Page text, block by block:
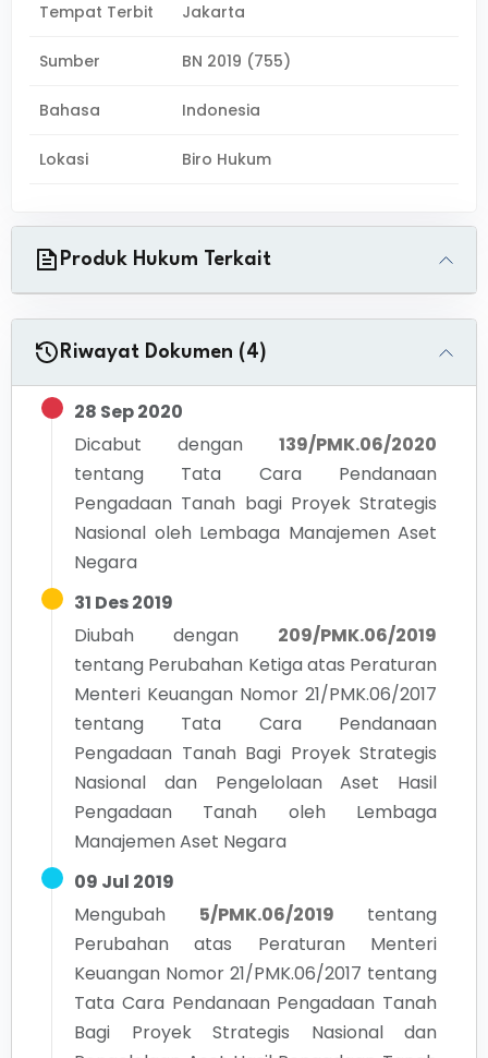
Tempat Terbit Jakarta
Sumber BN 2019 (755)
Bahasa Indonesia
Lokasi Biro Hukum
Produk Hukum Terkait
Riwayat Dokumen (4)
28 Sep 2020
Dicabut dengan
139/PMK.06/2020
tentang Tata Cara Pendanaan
Pengadaan Tanah bagi Proyek Strategis
Nasional oleh Lembaga Manajemen Aset
Negara
31 Des 2019
Diubah dengan
209/PMK.06/2019
tentang Perubahan Ketiga atas Peraturan
Menteri Keuangan Nomor 21/PMK.06/2017
tentang Tata Cara Pendanaan
Pengadaan Tanah Bagi Proyek Strategis
Nasional dan Pengelolaan Aset Hasil
Pengadaan Tanah oleh Lembaga
Manajemen Aset Negara
09 Jul 2019
Mengubah
5/PMK.06/2019
tentang
Perubahan atas Peraturan Menteri
Keuangan Nomor 21/PMK.06/2017 tentang
Tata Cara Pendanaan Pengadaan Tanah
Bagi Proyek Strategis Nasional dan